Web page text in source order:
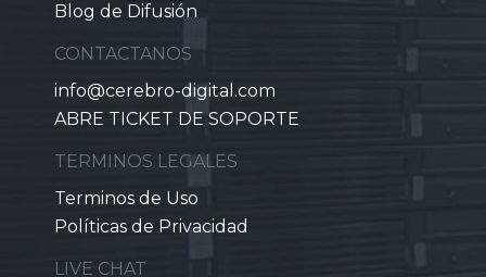
Blog de Difusión
CONTACTANOS
info@cerebro-digital.com
ABRE TICKET DE SOPORTE
TERMINOS LEGALES
Terminos de Uso
Políticas de Privacidad
LIVE CHAT